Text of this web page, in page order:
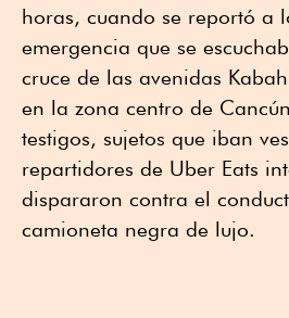
horas, cuando se reportó a
emergencia que se
cruce de las avenidas
en la zona centro de
testigos, sujetos que iban
repartidores de Uber Eats
dispararon contra el
camioneta negra de lujo.